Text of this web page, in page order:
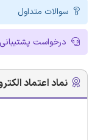
سوالات متداول
درخواست پشتیبانی
نماد اعتماد